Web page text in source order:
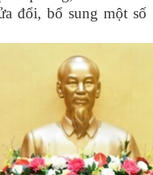
đổi, bổ sung một số